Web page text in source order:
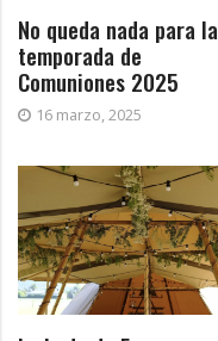
No queda nada para la
temporada de
Comuniones 2025
16 marzo, 2025